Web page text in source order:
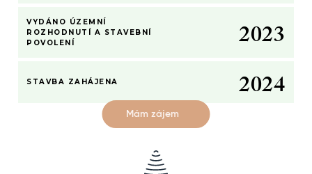
2023
VYDÁNO ÚZEMNÍ
ROZHODNUTÍ A STAVEBNÍ
POVOLENÍ
–
0
20
–
0
2
1
2
4
STAVBA ZAHÁJENA
Mám zájem